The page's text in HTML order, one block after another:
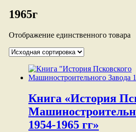
1965г
Отображение единственного товара
Книга «История
1954-1965 гг»